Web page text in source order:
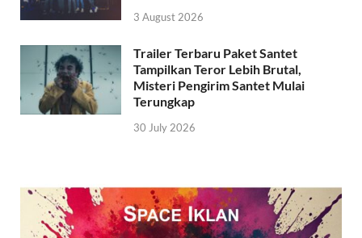
3 August 2026
Trailer Terbaru Paket Santet
Tampilkan Teror Lebih Brutal,
Misteri Pengirim Santet Mulai
Terungkap
30 July 2026